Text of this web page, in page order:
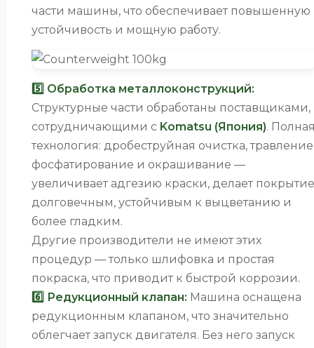
части машины, что обеспечивает повышенную
устойчивость и мощную работу.
5️⃣ Обработка металлоконструкций:
Структурные части обработаны поставщиками,
сотрудничающими с Komatsu (Япония).
технология: дробеструйная очистка,
фосфатирование и окрашивание —
увеличивает адгезию краски, делает покрытие
долговечным, устойчивым к выцветанию и
более гладким.
Другие производители не имеют этих
процедур — только шлифовка и простая
покраска, что приводит к быстрой коррозии.
6️⃣ Редукционный клапан: Машина оснащена
редукционным клапаном, что значительно
облегчает запуск двигателя. Без него запуск